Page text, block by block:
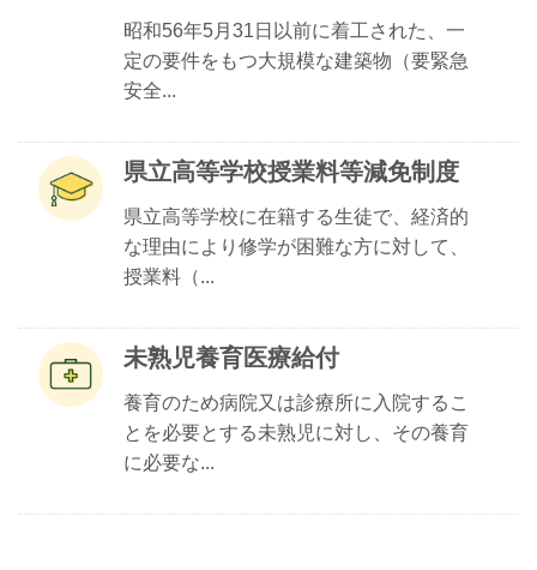
昭和56年5月31日以前に着工された、一
定の要件をもつ大規模な建築物（要緊急
安全...
県立高等学校授業料等減免制度
県立高等学校に在籍する生徒で、経済的
な理由により修学が困難な方に対して、
授業料（...
未熟児養育医療給付
養育のため病院又は診療所に入院するこ
とを必要とする未熟児に対し、その養育
に必要な...